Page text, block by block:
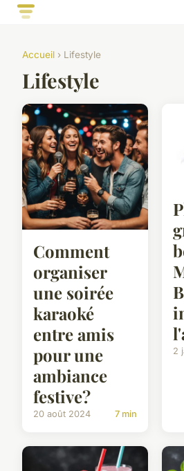
Accueil › Lifestyle
Lifestyle
Comment
organiser
une soirée
karaoké
entre amis
pour une
ambiance
festive?
20 août 2024 7 min
2